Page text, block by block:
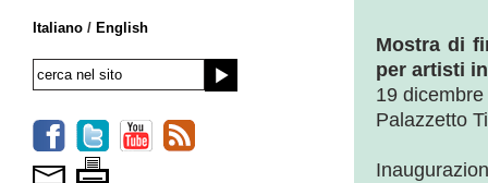
Italiano / English
Mostra di
per artisti
19
Palazzetto